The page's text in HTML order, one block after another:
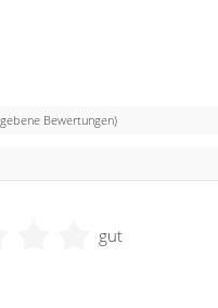
Bewertungen)
gut